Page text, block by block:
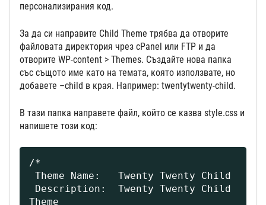
персонализирания код.
За да си направите Child Theme трябва да отворите
файловата директория чрез cPanel или FTP и да
отворите WP-content > Themes. Създайте нова папка
със същото име като на темата, която използвате, но
добавете –child в края. Например: twentytwenty-child.
В тази папка направете файл, който се казва style.css и
напишете този код:
/*
Theme